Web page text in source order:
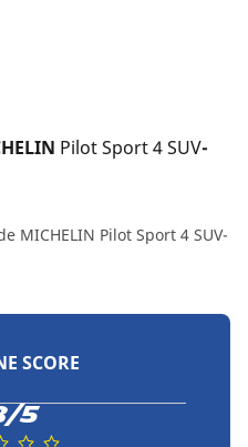
Pilot Sport 4 SUV-
MICHELIN Pilot Sport 4 SUV-
SCORE
5